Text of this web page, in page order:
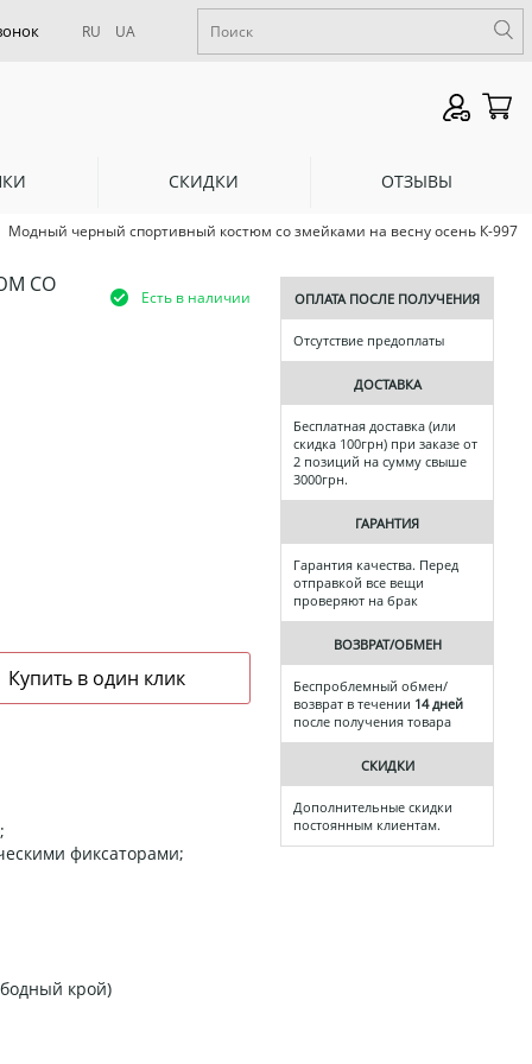
RU UA
СКИДКИ ОТЗЫВЫ
Модный черный спортивный костюм со змейками на весну осень К-997
СО
Есть в наличии
фиксаторами;
крой)
ОПЛАТА ПОСЛЕ ПОЛУЧЕНИЯ
Отсутствие предоплаты
ДОСТАВКА
Бесплатная доставка (или
скидка 100грн) при заказе от
2 позиций на сумму свыше
3000грн.
ГАРАНТИЯ
Гарантия качества. Перед
отправкой все вещи
проверяют на брак
ВОЗВРАТ/ОБМЕН
Беспроблемный обмен/
возврат в течении 14 дней
после получения товара
СКИДКИ
Дополнительные скидки
постоянным клиентам.